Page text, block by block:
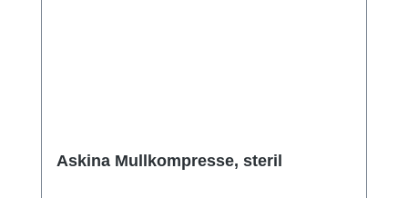
Askina Mullkompresse, steril